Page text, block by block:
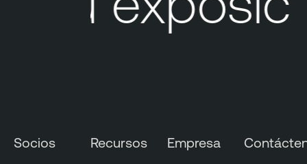
Socios Recursos Empresa